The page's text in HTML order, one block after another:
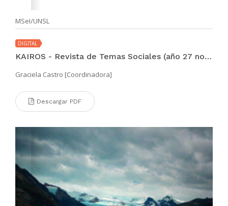
MSeI/UNSL
DIGITAL
KAIROS - Revista de Temas Sociales (año 27 no. 52 dic 2023)
Graciela Castro [Coordinadora]
Descargar PDF